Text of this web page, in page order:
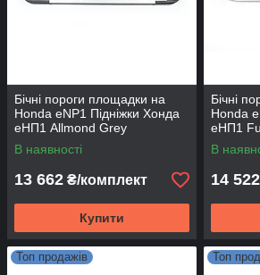
Бічні пороги площадки на
Honda eNP1 Підніжки Хонда
еНП1 Allmond Grey
В наявності
13 662 ₴/комплект
Купити
Бічні
Honda
еНП1
В
14 522
Топ продажів Топ